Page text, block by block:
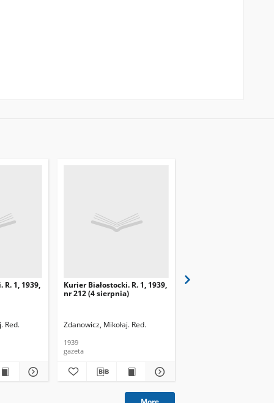
R. 1, 1939,
Red.
Kurier Białostocki. R. 1, 1939,
nr 212 (4 sierpnia)
Zdanowicz, Mikołaj. Red.
1939
gazeta